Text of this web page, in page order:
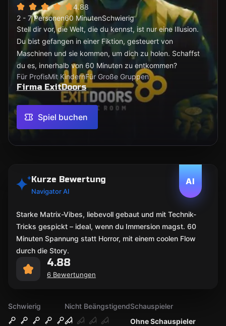
4.88
2 - 7 Personen60 MinutenSchwierig
Stell dir vor, die Welt, die du kennst, ist nur eine Illusion.
Du bist gefangen in einer Fiktion, gesteuert von
Maschinen und sie kommen, um dich zu holen. Schaffst
du es, innerhalb von 60 Minuten zu entkommen?
Für ProfisMit KindernFür Große Gruppen
Firma ExitDoors
Spiel buchen
Schwierig
Nicht Beängstigend
Ohne Schauspieler
Schauspieler
AI
Kurze Bewertung
Navigator AI
Starke Matrix-Vibes, liebevoll gebaut und mit Technik-
Tricks gespickt – ideal, wenn du Immersion magst. 60
Minuten Spannung statt Horror, mit einem coolen Flow
durch die Story.
4.88
6 Bewertungen